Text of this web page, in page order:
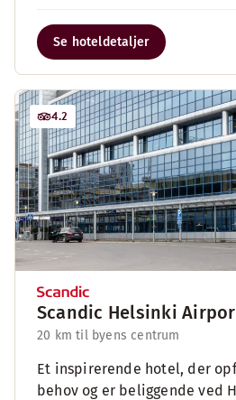
Se hoteldetaljer
4.2
Scandic Helsinki
20 km til byens centrum
Et inspirerende hotel, der
behov og er beliggende ved